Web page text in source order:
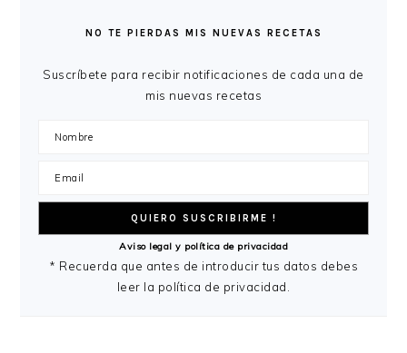
PRINCIPALNO TE PIERDAS MIS NUEVAS RECETAS
Suscríbete para recibir notificaciones de cada una de
mis nuevas recetas
Aviso legal y política de privacidad
* Recuerda que antes de introducir tus datos debes
leer la política de privacidad.